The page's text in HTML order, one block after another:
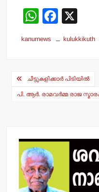
W
at
A
p
F
c
b
o
kanurnews kulukkikuth
Post
navigation
ചീട്ടുകളിക്കാര്‍ പിടിയില്‍
പി. ആര്‍. രാമവര്‍മ്മ രാജ